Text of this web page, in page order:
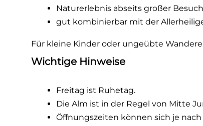
Naturerlebnis abseits großer
gut kombinierbar mit der
Für kleine Kinder oder ungeübte
Wichtige Hinweise
Freitag ist Ruhetag.
Die Alm ist in der Regel von Mitte
Öffnungszeiten können sich je